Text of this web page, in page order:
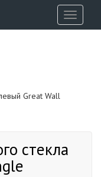
Toggle
стекла